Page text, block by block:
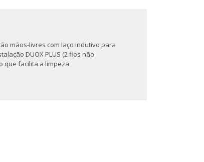
mãos-livres com laço indutivo para
DUOX PLUS (2 fios não
que facilita a limpeza